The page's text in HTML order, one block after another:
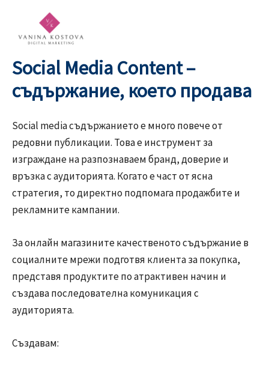
content
Social Media Content –
съдържание, което продава
Social media съдържанието е много повече от
редовни публикации. Това е инструмент за
изграждане на разпознаваем бранд, доверие и
връзка с аудиторията. Когато е част от ясна
стратегия, то директно подпомага продажбите и
рекламните кампании.
За онлайн магазините качественото съдържание в
социалните мрежи подготвя клиента за покупка,
представя продуктите по атрактивен начин и
създава последователна комуникация с
аудиторията.
Създавам: